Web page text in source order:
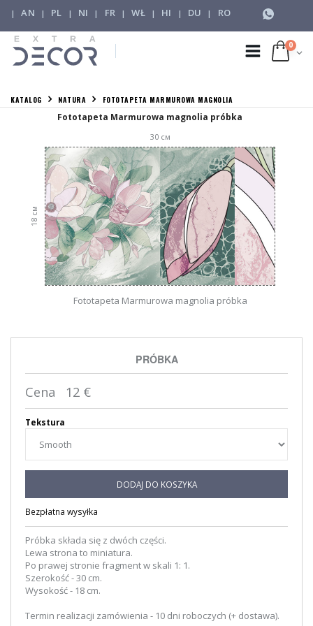
| AN | PL | NI | FR | WŁ | HI | DU | RO
0
KATALOG NATURA FOTOTAPETA MARMUROWA MAGNOLIA
Fototapeta Marmurowa magnolia próbka
30см
18
см
Fototapeta Marmurowa magnolia próbka
PRÓBKA
Cena 12 €
Tekstura
DODAJ DO KOSZYKA
Bezpłatna wysyłka
Próbka składa się z dwóch części.
Lewa strona to miniatura.
Po prawej stronie fragment w skali 1: 1.
Szerokość - 30 cm.
Wysokość - 18 cm.
Termin realizacji zamówienia - 10 dni roboczych (+ dostawa).